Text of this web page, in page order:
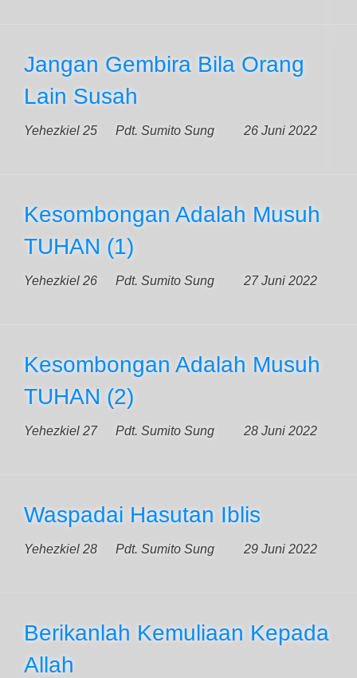
Jangan Gembira Bila Orang
Lain Susah
Yehezkiel 25 26 Juni 2022
Pdt. Sumito Sung
Kesombongan Adalah Musuh
TUHAN (1)
Yehezkiel 26 27 Juni 2022
Pdt. Sumito Sung
Kesombongan Adalah Musuh
TUHAN (2)
Yehezkiel 27 28 Juni 2022
Pdt. Sumito Sung
Waspadai Hasutan Iblis
Yehezkiel 28 29 Juni 2022
Pdt. Sumito Sung
Berikanlah Kemuliaan Kepada
Allah